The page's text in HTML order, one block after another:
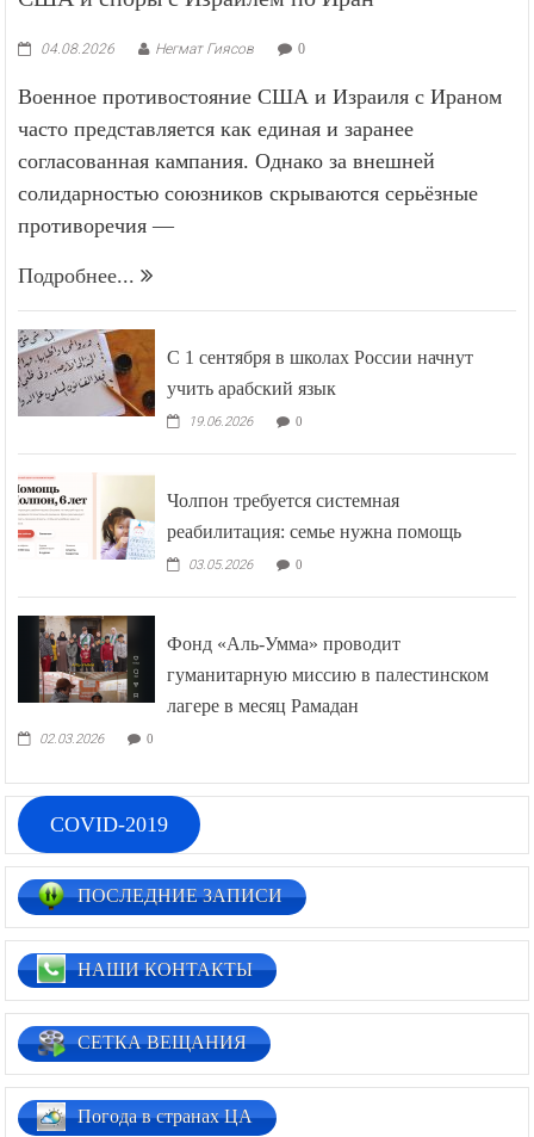
04.08.2026 Негмат Гиясов 0
Военное противостояние США и Израиля с Ираном
часто представляется как единая и заранее
согласованная кампания. Однако за внешней
солидарностью союзников скрываются серьёзные
противоречия —
Подробнее...
С 1 сентября в школах России начнут
учить арабский язык
19.06.2026 0
Чолпон требуется системная
реабилитация: семье нужна помощь
03.05.2026 0
Фонд «Аль-Умма» проводит
гуманитарную миссию в палестинском
лагере в месяц Рамадан
02.03.2026 0
COVID-2019
ПОСЛЕДНИЕ ЗАПИСИ
НАШИ КОНТАКТЫ
СЕТКА ВЕЩАНИЯ
Погода в странах ЦА